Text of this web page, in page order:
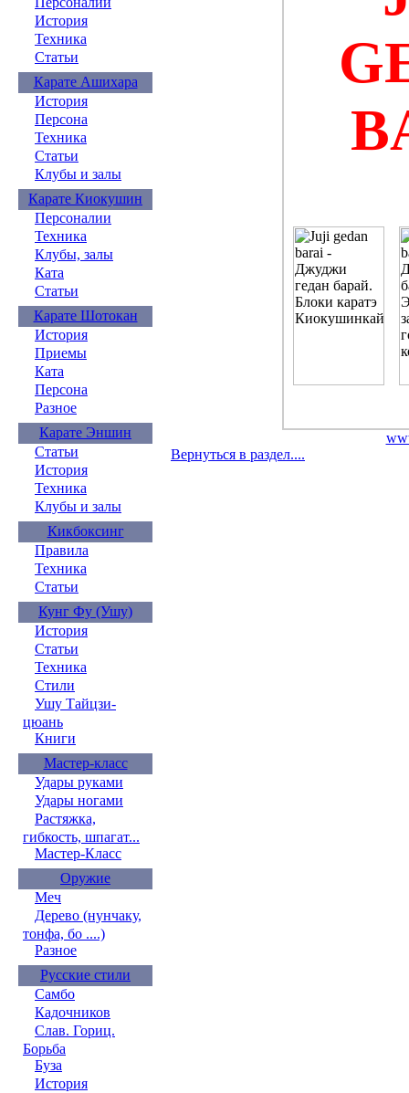
История
Техника
Статьи
Карате Ашихара
История
Персона
Техника
Статьи
Клубы и залы
Карате Киокушин
Персоналии
Техника
Клубы, залы
Ката
Статьи
Карате Шотокан
История
Приемы
Ката
Персона
Разное
Карате Эншин
Статьи
История
Техника
Клубы и залы
Кикбоксинг
Правила
Техника
Статьи
Кунг Фу (Ушу)
История
Статьи
Техника
Стили
Ушу Тайцзи-
цюань
Книги
Мастер-класс
Удары руками
Удары ногами
Растяжка,
гибкость, шпагат...
Мастер-Класс
Оружие
Меч
Дерево (нунчаку,
тонфа, бо ....)
Разное
Русские стили
Самбо
Кадочников
Слав. Гориц.
Борьба
Буза
История
Вернуться в раздел....